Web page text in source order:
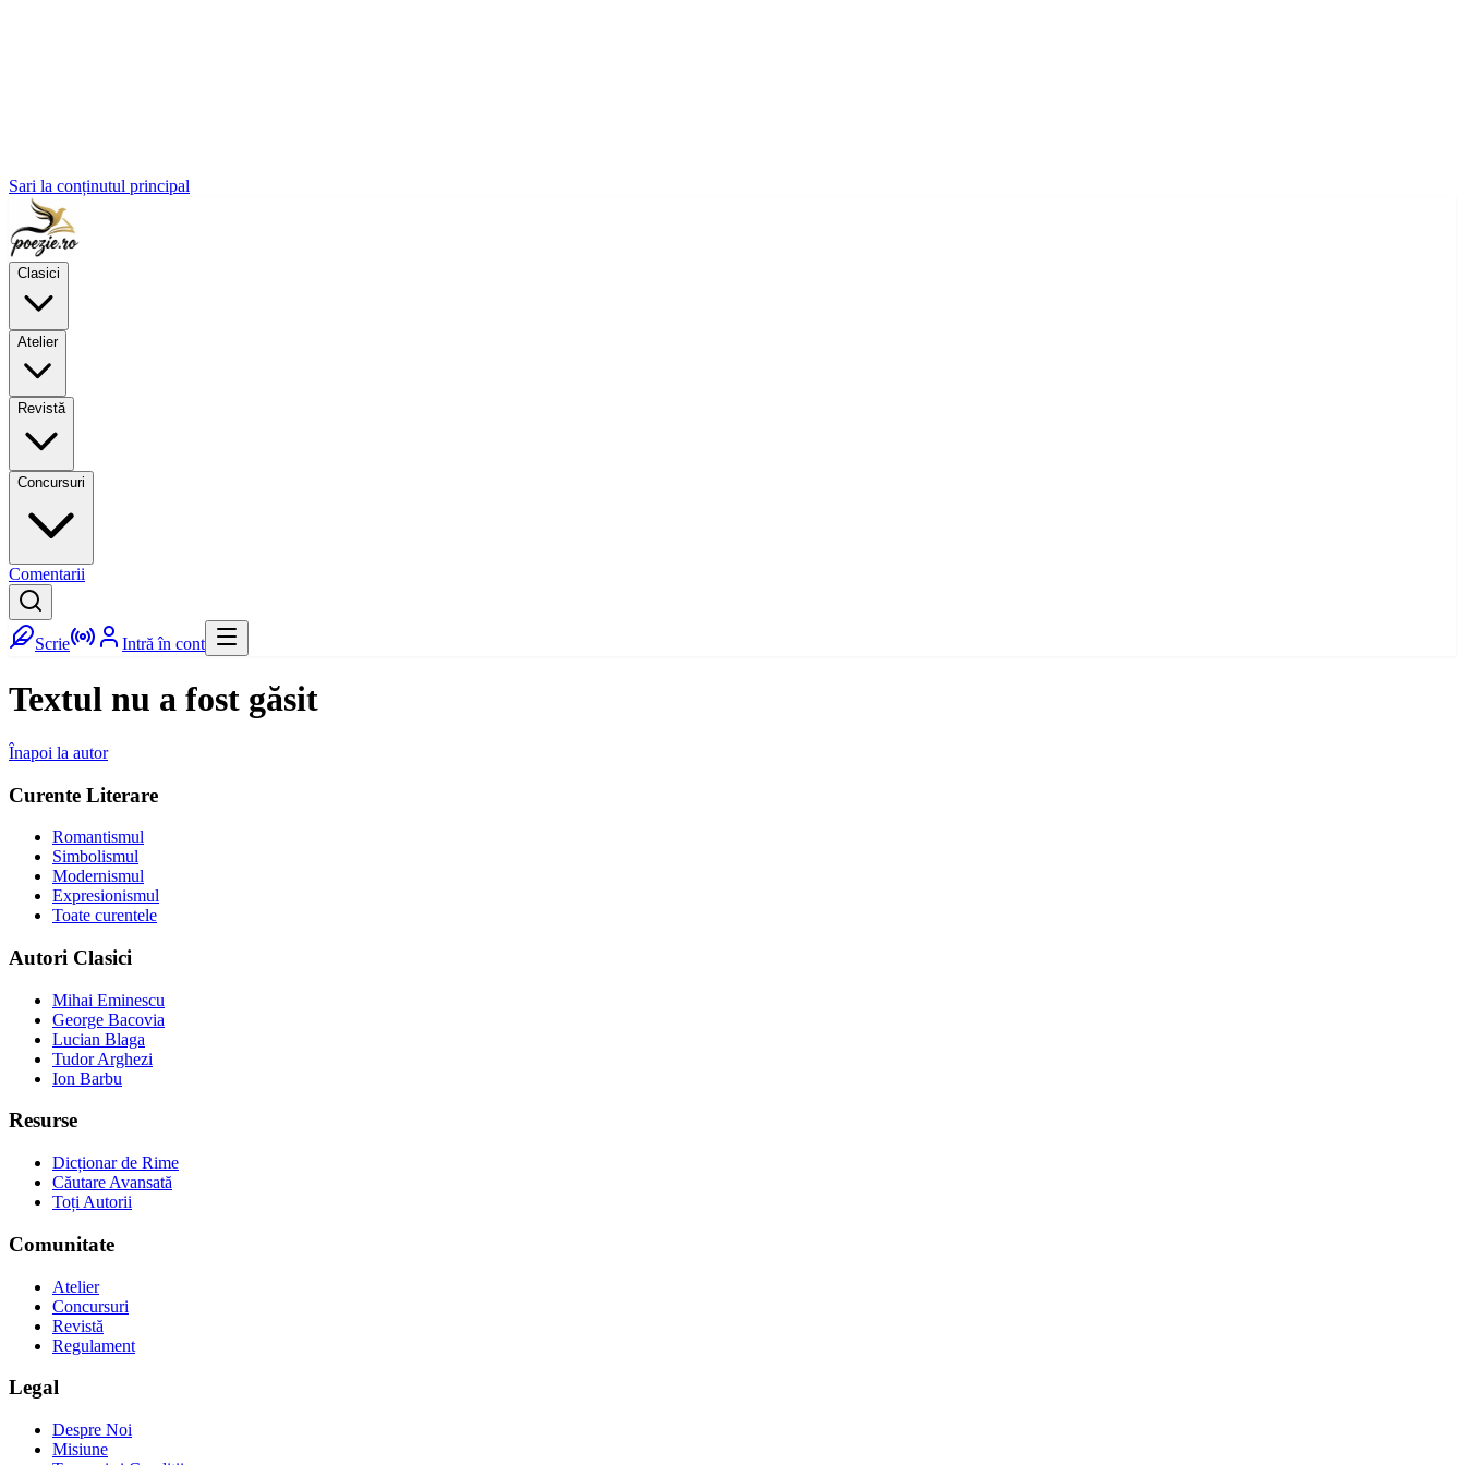
Sari la conținutul principal
Clasici
Atelier
Revistă
Concursuri
Comentarii
Scrie Intră în cont
Textul nu a fost găsit
Înapoi la autor
Curente Literare
Romantismul
Simbolismul
Modernismul
Expresionismul
Toate curentele
Autori Clasici
Mihai Eminescu
George Bacovia
Lucian Blaga
Tudor Arghezi
Ion Barbu
Resurse
Dicționar de Rime
Căutare Avansată
Toți Autorii
Comunitate
Atelier
Concursuri
Revistă
Regulament
Legal
Despre Noi
Misiune